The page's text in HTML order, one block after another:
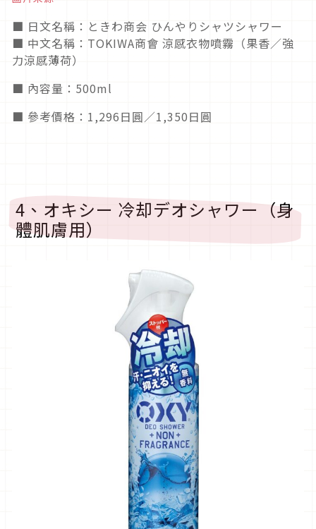
■ 日文名稱：ときわ商会 ひんやりシャツシャワー
■ 中文名稱：TOKIWA商會 涼感衣物噴霧（果香／強
力涼感薄荷）
■ 內容量：500ml
■ 參考價格：1,296日圓／1,350日圓
4、オキシー 冷却デオシャワー（身
體肌膚用）